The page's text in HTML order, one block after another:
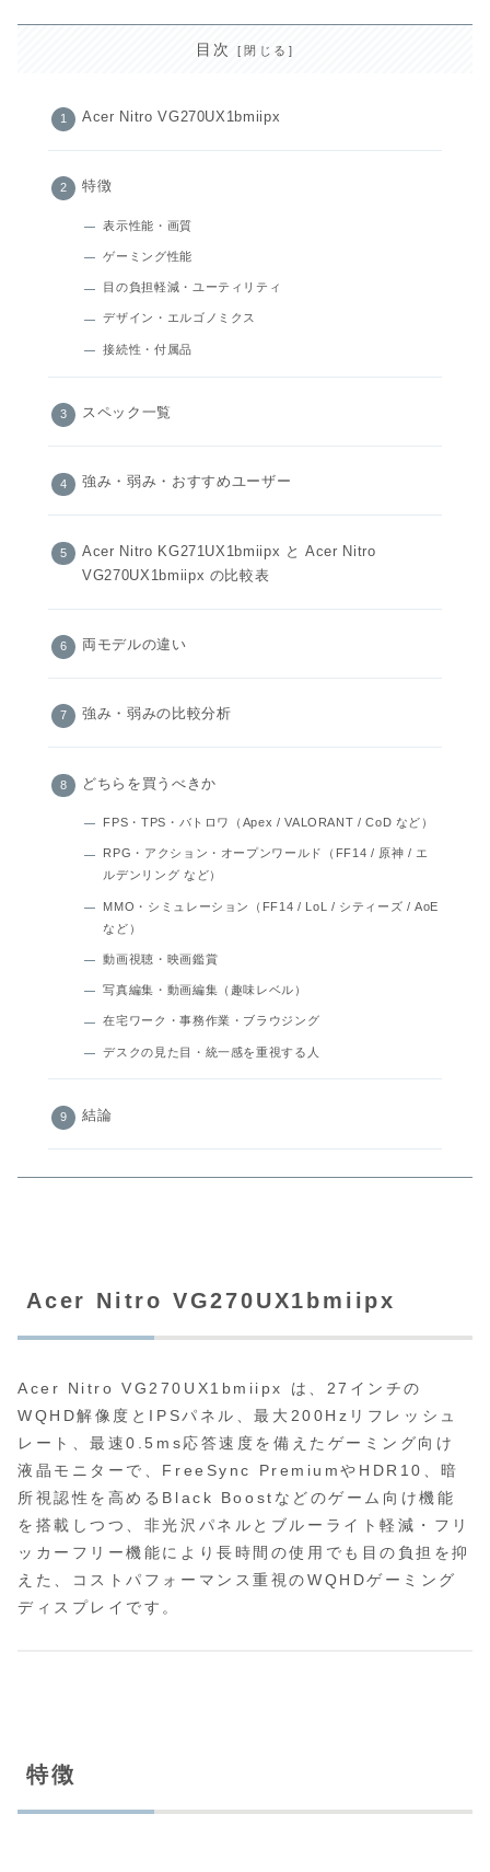
目次
Acer Nitro VG270UX1bmiipx
特徴
表示性能・画質
ゲーミング性能
目の負担軽減・ユーティリティ
デザイン・エルゴノミクス
接続性・付属品
スペック一覧
強み・弱み・おすすめユーザー
Acer Nitro KG271UX1bmiipx と Acer Nitro
VG270UX1bmiipx の比較表
両モデルの違い
強み・弱みの比較分析
どちらを買うべきか
FPS・TPS・バトロワ（Apex / VALORANT / CoD など）
RPG・アクション・オープンワールド（FF14 / 原神 / エ
ルデンリング など）
MMO・シミュレーション（FF14 / LoL / シティーズ / AoE
など）
動画視聴・映画鑑賞
写真編集・動画編集（趣味レベル）
在宅ワーク・事務作業・ブラウジング
デスクの見た目・統一感を重視する人
結論
Acer Nitro VG270UX1bmiipx
Acer Nitro VG270UX1bmiipx は、27インチの
WQHD解像度とIPSパネル、最大200Hzリフレッシュ
レート、最速0.5ms応答速度を備えたゲーミング向け
液晶モニターで、FreeSync PremiumやHDR10、暗
所視認性を高めるBlack Boostなどのゲーム向け機能
を搭載しつつ、非光沢パネルとブルーライト軽減・フリ
ッカーフリー機能により長時間の使用でも目の負担を抑
えた、コストパフォーマンス重視のWQHDゲーミング
ディスプレイです。
特徴